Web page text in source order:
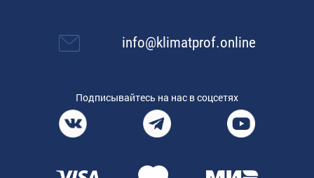
info@klimatprof.online
Подписывайтесь на нас в соцсетях